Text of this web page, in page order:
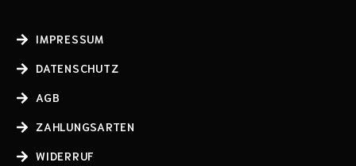
IMPRESSUM
DATENSCHUTZ
AGB
ZAHLUNGSARTEN
WIDERRUF